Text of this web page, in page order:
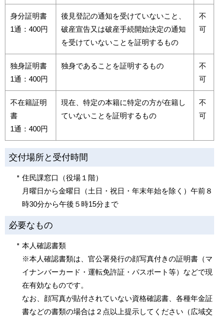
身分証明書
1通：400円
後見登記の通知を受けていないこと、
破産宣告又は破産手続開始決定の通知
を受けていないことを証明するもの
不
可
独身証明書
1通：400円
独身であることを証明するもの
不
可
不在籍証明
書
1通：400円
現在、特定の本籍に特定の方が在籍し
ていないことを証明するもの
不
可
交付場所と受付時間
住民課窓口（役場１階）
月曜日から金曜日（土日・祝日・年末年始を除く）午前８
時30分から午後５時15分まで
必要なもの
本人確認書類
※本人確認書類は、官公署発行の顔写真付きの証明書（マ
イナンバーカード・運転免許証・パスポート等）などで現
在有効なものです。
なお、顔写真が貼付されていない資格確認書、各種年金証
書などの書類の場合は２点以上提示してください（広域交